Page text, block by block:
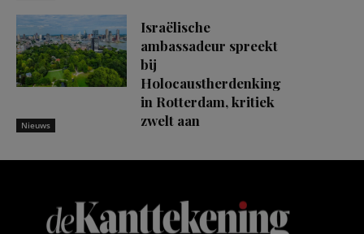
Nieuws
Israëlische
ambassadeur spreekt
bij
Holocaustherdenking
in Rotterdam, kritiek
zwelt aan